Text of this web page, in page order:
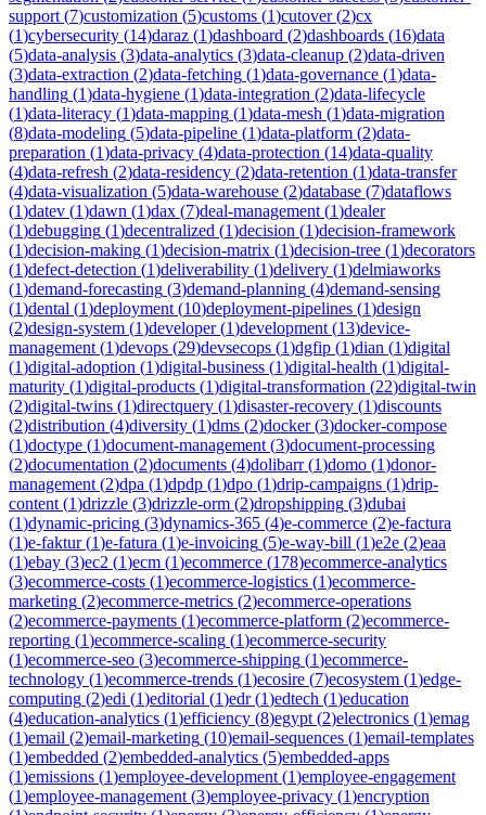
support (7)customization (5)customs (1)cutover(2)cx
(1)cybersecurity (14)daraz (1)dashboard (2)dashboards (16)data
(5)data-analysis (3)data-analytics (3)data-cleanup (2)data-driven
(3)data-extraction (2)data-fetching (1)data-governance (1)data-
handling (1)data-hygiene (1)data-integration (2)data-lifecycle
(1)data-literacy (1)data-mapping (1)data-mesh (1)data-migration
(8)data-modeling (5)data-pipeline (1)data-platform (2)data-
preparation (1)data-privacy (4)data-protection (14)data-quality
(4)data-refresh (2)data-residency (2)data-retention (1)data-transfer
(4)data-visualization (5)data-warehouse (2)database (7)dataflows
(1)datev (1)dawn (1)dax (7)deal-management (1)dealer
(1)debugging (1)decentralized (1)decision (1)decision-framework
(1)decision-making (1)decision-matrix (1)decision-tree (1)decorators
(1)defect-detection (1)deliverability (1)delivery (1)delmiaworks
(1)demand-forecasting (3)demand-planning (4)demand-sensing
(1)dental (1)deployment (10)deployment-pipelines (1)design
(2)design-system (1)developer(1)development (13)device-
management (1)devops (29)devsecops (1)dgfip (1)dian (1)digital
(1)digital-adoption (1)digital-business (1)digital-health (1)digital-
maturity (1)digital-products (1)digital-transformation (22)digital-twin
(2)digital-twins (1)directquery (1)disaster-recovery (1)discounts
(2)distribution (4)diversity (1)dms (2)docker(3)docker-compose
(1)doctype (1)document-management (3)document-processing
(2)documentation (2)documents (4)dolibarr(1)domo (1)donor-
management (2)dpa (1)dpdp (1)dpo (1)drip-campaigns (1)drip-
content (1)drizzle (3)drizzle-orm (2)dropshipping (3)dubai
(1)dynamic-pricing (3)dynamics-365 (4)e-commerce (2)e-factura
(1)e-faktur(1)e-fatura (1)e-invoicing (5)e-way-bill (1)e2e (2)eaa
(1)ebay (3)ec2 (1)ecm (1)ecommerce (178)ecommerce-analytics
(3)ecommerce-costs (1)ecommerce-logistics (1)ecommerce-
marketing (2)ecommerce-metrics (2)ecommerce-operations
(2)ecommerce-payments (1)ecommerce-platform (2)ecommerce-
reporting (1)ecommerce-scaling (1)ecommerce-security
(1)ecommerce-seo (3)ecommerce-shipping (1)ecommerce-
technology (1)ecommerce-trends (1)ecosire (7)ecosystem (1)edge-
computing (2)edi (1)editorial (1)edr(1)edtech (1)education
(4)education-analytics (1)efficiency (8)egypt (2)electronics (1)emag
(1)email (2)email-marketing (10)email-sequences (1)email-templates
(1)embedded (2)embedded-analytics (5)embedded-apps
(1)emissions (1)employee-development (1)employee-engagement
(1)employee-management (3)employee-privacy (1)encryption